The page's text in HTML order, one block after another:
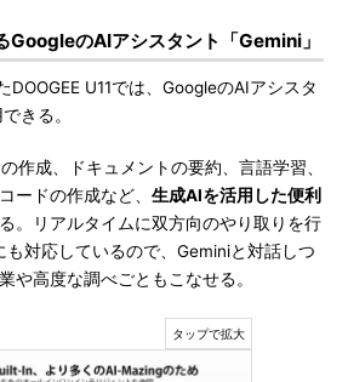
GoogleのAIアシスタント「Gemini」
U11では、GoogleのAIアシスタ
きる。
作成、ドキュメントの要約、言語学習、
ードの作成など、 生成AIを活用した便利
。リアルタイムに双方向のやり取りを行
も対応しているので、Geminiと対話しつ
や高度な調べごともこなせる。